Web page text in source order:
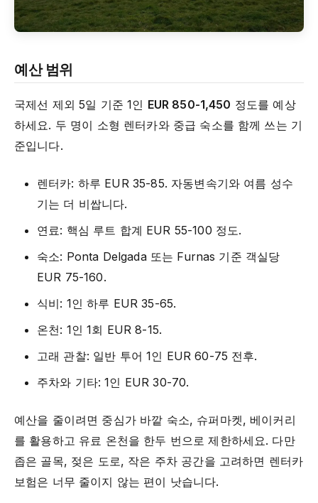
예산 범위
국제선 제외 5일 기준 1인 EUR 850-1,450 정도를 예상
하세요. 두 명이 소형 렌터카와 중급 숙소를 함께 쓰는 기
준입니다.
렌터카: 하루 EUR 35-85. 자동변속기와 여름 성수
기는 더 비쌉니다.
연료: 핵심 루트 합계 EUR 55-100 정도.
숙소: Ponta Delgada 또는 Furnas 기준 객실당
EUR 75-160.
식비: 1인 하루 EUR 35-65.
온천: 1인 1회 EUR 8-15.
고래 관찰: 일반 투어 1인 EUR 60-75 전후.
주차와 기타: 1인 EUR 30-70.
예산을 줄이려면 중심가 바깥 숙소, 슈퍼마켓, 베이커리
를 활용하고 유료 온천을 한두 번으로 제한하세요. 다만
좁은 골목, 젖은 도로, 작은 주차 공간을 고려하면 렌터카
보험은 너무 줄이지 않는 편이 낫습니다.